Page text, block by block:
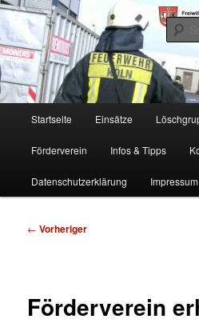
Zum
primären
Inhalt
springenFF Köln, LG RD
Freiwillige Feuerwehr Köln,
Startseite Einsätze
Förderverein Infos & Tipps
Datenschutzerklärung Impressum
Beitragsnavigation
← Vorheriger
Förderverein